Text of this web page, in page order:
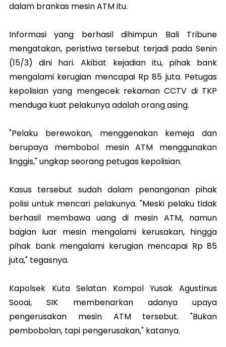
dalam brankas mesin ATM itu.
Informasi yang berhasil dihimpun Bali Tribune
mengatakan, peristiwa tersebut terjadi pada Senin
(15/3) dini hari. Akibat kejadian itu, pihak bank
mengalami kerugian mencapai Rp 85 juta. Petugas
kepolisian yang mengecek rekaman CCTV di TKP
menduga kuat pelakunya adalah orang asing.
"Pelaku berewokan, menggenakan kemeja dan
berupaya membobol mesin ATM menggunakan
linggis," ungkap seorang petugas kepolisian.
Kasus tersebut sudah dalam penanganan pihak
polisi untuk mencari pelakunya. "Meski pelaku tidak
berhasil membawa uang di mesin ATM, namun
bagian luar mesin mengalami kerusakan, hingga
pihak bank mengalami kerugian mencapai Rp 85
juta," tegasnya.
Kapolsek Kuta Selatan Kompol Yusak Agustinus
Sooai, SIK membenarkan adanya upaya
pengerusakan mesin ATM tersebut. "Bukan
pembobolan, tapi pengerusakan," katanya.